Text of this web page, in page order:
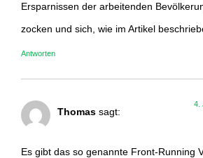
Ersparnissen der arbeitenden
zocken und sich, wie im Artikel
Antworten
Thomas sagt:
4.
Es gibt das so genannte Front-Running